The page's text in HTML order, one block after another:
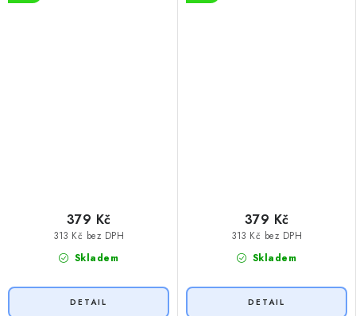
Skladem
313 Kč bez DPH
379 Kč
Skladem
313 Kč bez DPH
379 Kč